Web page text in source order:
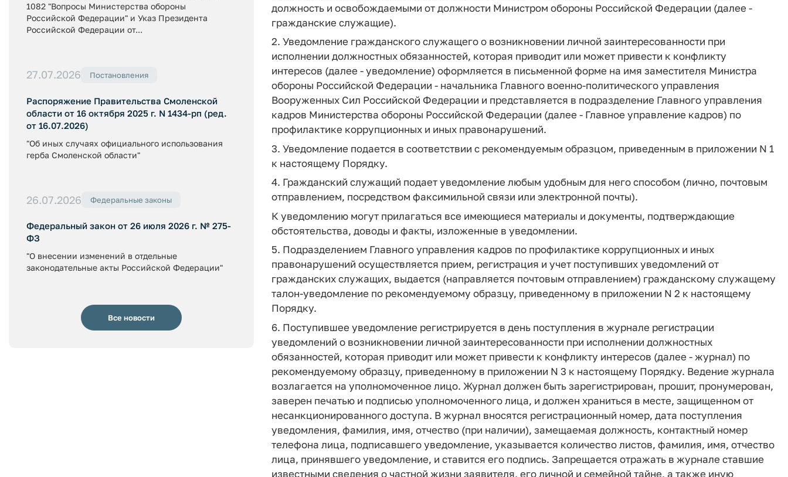
1082 "Вопросы Министерства обороны
Российской Федерации" и Указ Президента
Российской Федерации от...
27.07.2026 Постановления
Распоряжение Правительства Смоленской
области от 16 октября 2025 г. N 1434-рп (ред.
от 16.07.2026)
"Об иных случаях официального использования
герба Смоленской области"
26.07.2026 Федеральные законы
Федеральный закон от 26 июля 2026 г. № 275-
ФЗ
"О внесении изменений в отдельные
законодательные акты Российской Федерации"
Все новости
должность и освобождаемыми от должности Министром обороны Российской Федерации (далее -
гражданские служащие).
2. Уведомление гражданского служащего о возникновении личной заинтересованности при
исполнении должностных обязанностей, которая приводит или может привести к конфликту
интересов (далее - уведомление) оформляется в письменной форме на имя заместителя Министра
обороны Российской Федерации - начальника Главного военно-политического управления
Вооруженных Сил Российской Федерации и представляется в подразделение Главного управления
кадров Министерства обороны Российской Федерации (далее - Главное управление кадров) по
профилактике коррупционных и иных правонарушений.
3. Уведомление подается в соответствии с рекомендуемым образцом, приведенным в приложении N 1
к настоящему Порядку.
4. Гражданский служащий подает уведомление любым удобным для него способом (лично, почтовым
отправлением, посредством факсимильной связи или электронной почты).
К уведомлению могут прилагаться все имеющиеся материалы и документы, подтверждающие
обстоятельства, доводы и факты, изложенные в уведомлении.
5. Подразделением Главного управления кадров по профилактике коррупционных и иных
правонарушений осуществляется прием, регистрация и учет поступивших уведомлений от
гражданских служащих, выдается (направляется почтовым отправлением) гражданскому служащему
талон-уведомление по рекомендуемому образцу, приведенному в приложении N 2 к настоящему
Порядку.
6. Поступившее уведомление регистрируется в день поступления в журнале регистрации
уведомлений о возникновении личной заинтересованности при исполнении должностных
обязанностей, которая приводит или может привести к конфликту интересов (далее - журнал) по
рекомендуемому образцу, приведенному в приложении N 3 к настоящему Порядку. Ведение журнала
возлагается на уполномоченное лицо. Журнал должен быть зарегистрирован, прошит, пронумерован,
заверен печатью и подписью уполномоченного лица, и должен храниться в месте, защищенном от
несанкционированного доступа. В журнал вносятся регистрационный номер, дата поступления
уведомления, фамилия, имя, отчество (при наличии), замещаемая должность, контактный номер
телефона лица, подписавшего уведомление, указывается количество листов, фамилия, имя, отчество
лица, принявшего уведомление, и ставится его подпись. Запрещается отражать в журнале ставшие
известными сведения о частной жизни заявителя, его личной и семейной тайне, а также иную